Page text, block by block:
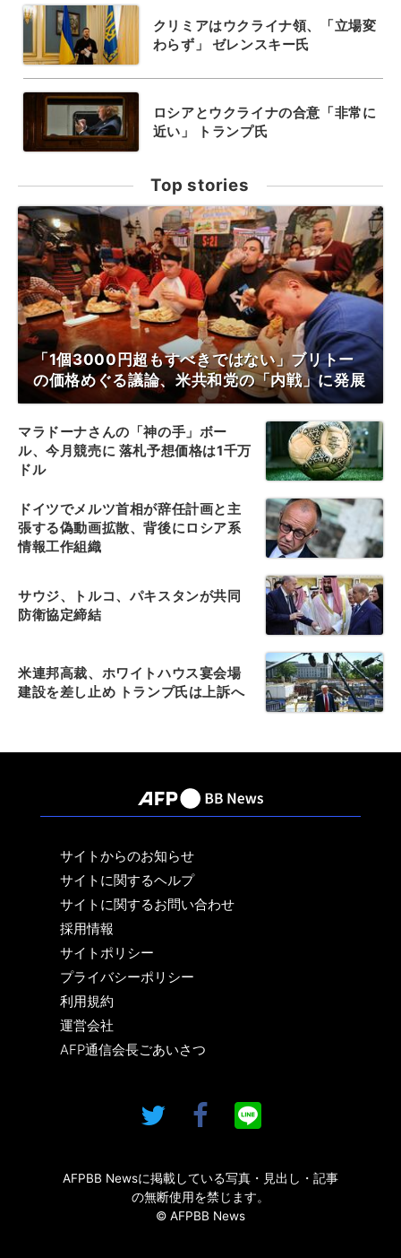
クリミアはウクライナ領、「立場変
わらず」 ゼレンスキー氏
ロシアとウクライナの合意「非常に
近い」 トランプ氏
Top stories
「1個3000円超もすべきではない」ブリトー
の価格めぐる議論、米共和党の「内戦」に発展
マラドーナさんの「神の手」ボー
ル、今月競売に 落札予想価格は1千万
ドル
ドイツでメルツ首相が辞任計画と主
張する偽動画拡散、背後にロシア系
情報工作組織
サウジ、トルコ、パキスタンが共同
防衛協定締結
米連邦高裁、ホワイトハウス宴会場
建設を差し止め トランプ氏は上訴へ
サイトからのお知らせ
サイトに関するヘルプ
サイトに関するお問い合わせ
採用情報
サイトポリシー
プライバシーポリシー
利用規約
運営会社
AFP通信会長ごあいさつ
AFPBB Newsに掲載している写真・見出し・記事
の無断使用を禁じます。
© AFPBB News